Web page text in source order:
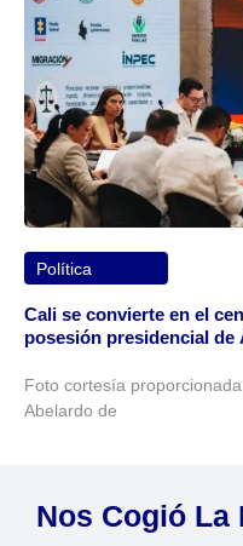
Política
Cali se convierte en el
posesión presidencial de
Foto cortesía
Abelardo de
Nos Cogió La